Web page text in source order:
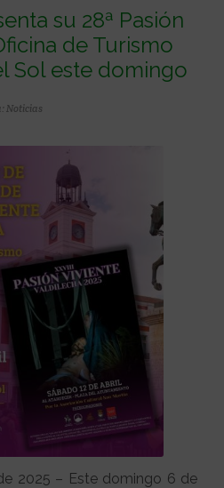
su 28ª Pasión
de Turismo
Sol este domingo
Noticias
2025 – Este domingo 6 de